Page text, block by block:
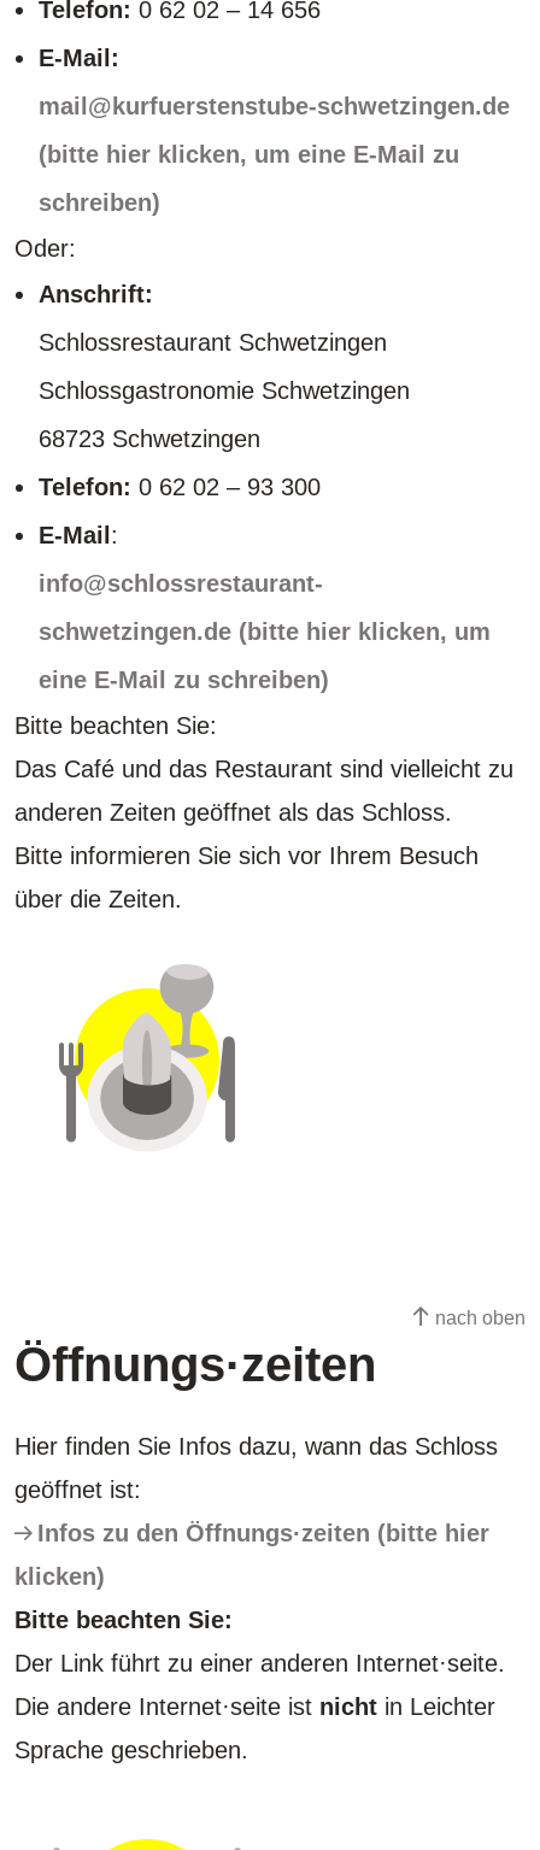
Telefon: 0 62 02 – 14 656
E-Mail:
mail@kurfuerstenstube-schwetzingen.de
(bitte hier klicken, um eine E-Mail zu
schreiben)
Oder:
Anschrift:
Schlossrestaurant Schwetzingen
Schlossgastronomie Schwetzingen
68723 Schwetzingen
Telefon: 0 62 02 – 93 300
E-Mail:
info@schlossrestaurant-
schwetzingen.de (bitte hier klicken, um
eine E-Mail zu schreiben)
Bitte beachten Sie:
Das Café und das Restaurant sind vielleicht zu
anderen Zeiten geöffnet als das Schloss.
Bitte informieren Sie sich vor Ihrem Besuch
über die Zeiten.
nach oben
Öffnungs·zeiten
Hier finden Sie Infos dazu, wann das Schloss
geöffnet ist:
Infos zu den Öffnungs·zeiten (bitte hier
klicken)
Bitte beachten Sie:
Der Link führt zu einer anderen Internet·seite.
Die andere Internet·seite ist nicht in Leichter
Sprache geschrieben.